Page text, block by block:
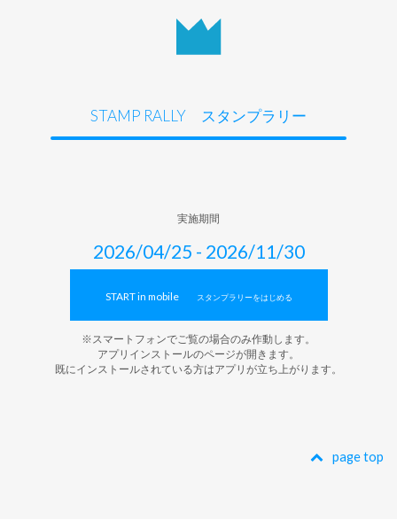
STAMP RALLY スタンプラリー
実施期間
2026/04/25 - 2026/11/30
START in mobile スタンプラリーをはじめる
※スマートフォンでご覧の場合のみ作動します。
アプリインストールのページが開きます。
既にインストールされている方はアプリが立ち上がります。
page top